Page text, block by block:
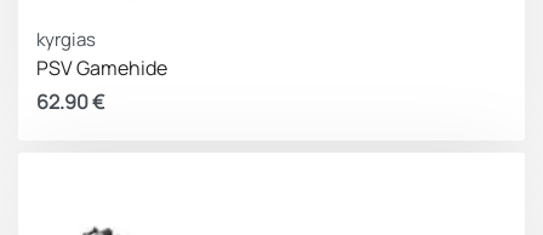
kyrgias
PSV Gamehide
62.90€